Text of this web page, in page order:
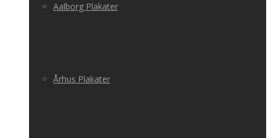
Aalborg Plakater
Århus Plakater